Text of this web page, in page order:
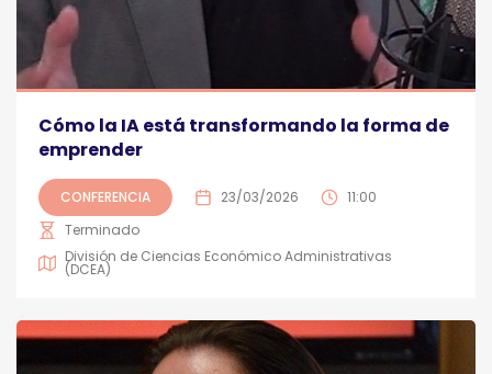
Cómo la IA está transformando la forma de
emprender
CONFERENCIA 23/03/2026
11:00
Terminado
División de Ciencias Económico Administrativas
(DCEA)